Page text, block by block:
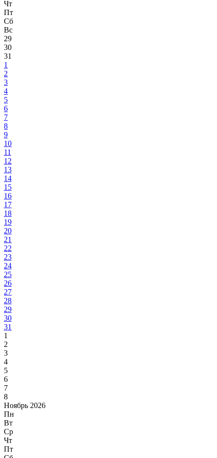
Чт
Пт
Сб
Вс
29
30
31
1
2
3
4
5
6
7
8
9
10
11
12
13
14
15
16
17
18
19
20
21
22
23
24
25
26
27
28
29
30
31
1
2
3
4
5
6
7
8
Ноябрь 2026
Пн
Вт
Ср
Чт
Пт